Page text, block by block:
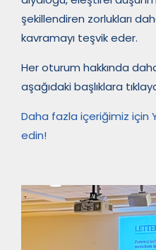
şekillendiren zorlukları
kavramayı teşvik eder.
Her oturum hakkında
aşağıdaki başlıklara
Daha fazla içeriğimiz için
edin!
Image